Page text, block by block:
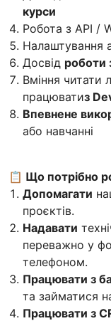
курси
Робота з API /
Налаштування
Досвід роботи
Вміння читати
працюватиз
Впевнене
або навчанні
📋 Що потрібно
Допомагати
проєктів.
Надавати
переважно у
телефоном.
Працювати з
та займатися
Працювати з